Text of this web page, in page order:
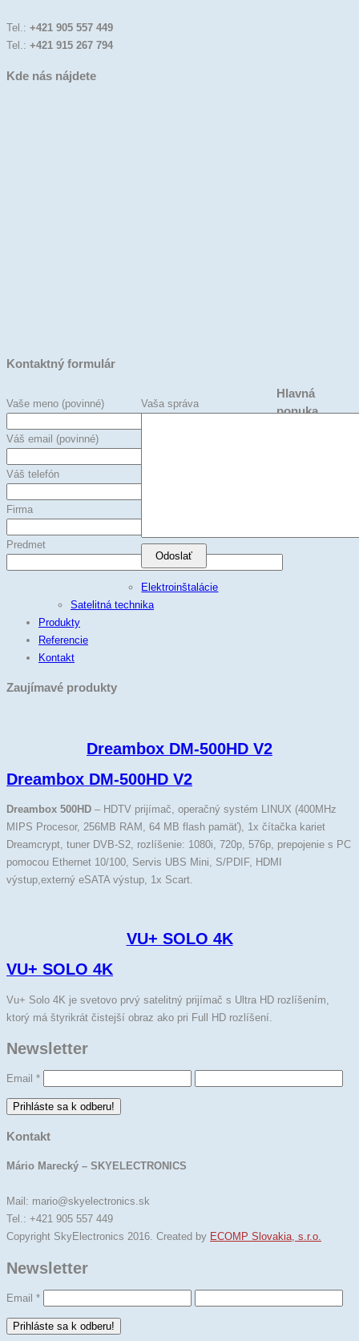
Tel.: +421 905 557 449
Tel.: +421 915 267 794
Kde nás nájdete
Kontaktný formulár
Vaše meno (povinné)
Váš email (povinné)
Váš telefón
Firma
Predmet
Vaša správa
Hlavná
ponuka
Elektroinštalácie
Satelitná technika
Produkty
Referencie
Kontakt
Zaujímavé produkty
Dreambox DM-500HD V2
Dreambox DM-500HD V2
Dreambox 500HD – HDTV prijímač, operačný systém LINUX (400MHz
MIPS Procesor, 256MB RAM, 64 MB flash pamäť), 1x čítačka kariet
Dreamcrypt, tuner DVB-S2, rozlíšenie: 1080i, 720p, 576p, prepojenie s PC
pomocou Ethernet 10/100, Servis UBS Mini, S/PDIF, HDMI
výstup,externý eSATA výstup, 1x Scart.
VU+ SOLO 4K
VU+ SOLO 4K
Vu+ Solo 4K je svetovo prvý satelitný prijímač s Ultra HD rozlíšením,
ktorý má štyrikrát čistejší obraz ako pri Full HD rozlíšení.
Newsletter
Email *
Kontakt
Mário Marecký – SKYELECTRONICS
Mail: mario@skyelectronics.sk
Tel.: +421 905 557 449
Copyright SkyElectronics 2016. Created by ECOMP Slovakia, s.r.o.
Newsletter
Email *